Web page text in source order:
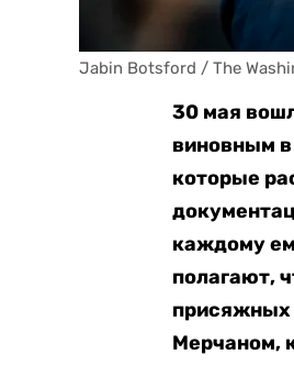
Jabin Botsford / The
30 мая
виновным
которые
каждому
полагают,
присяжных
Мерчаном,